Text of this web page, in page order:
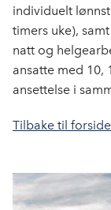
individuelt
timers uke),
natt og
ansatte med 10,
ansettelse i
Tilbake til